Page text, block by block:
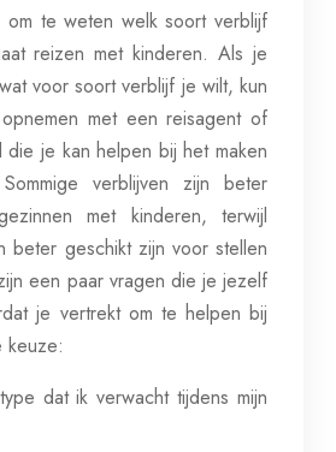
om te weten welk soort verblijf
reizen met kinderen. Als je
voor soort verblijf je wilt, kun
met een reisagent of
je kan helpen bij het maken
verblijven zijn beter
met kinderen, terwijl
beter geschikt zijn voor stellen
een paar vragen die je jezelf
je vertrekt om te helpen bij
keuze:
dat ik verwacht tijdens mijn